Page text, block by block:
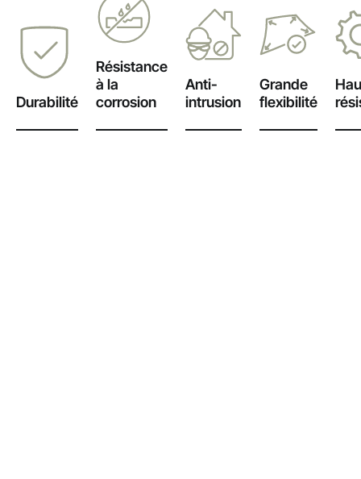
Durabilité
Résistance
à la
corrosion
Anti-
intrusion
Grande
flexibilité